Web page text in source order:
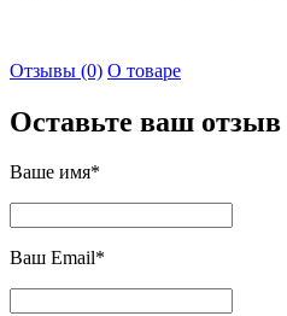
Отзывы (0) О товаре
Оставьте ваш отзыв
Ваше имя*
Ваш Email*